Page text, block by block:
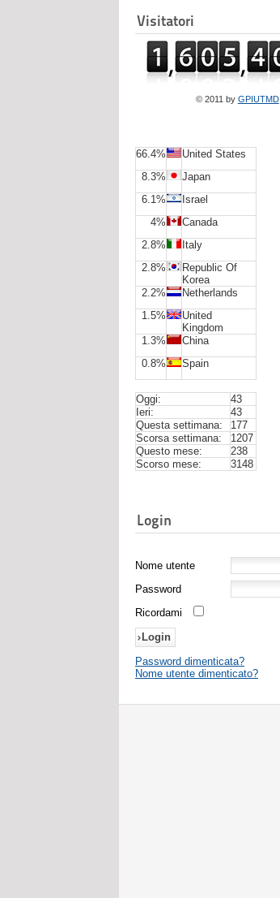
Visitatori
© 2011 by GPIUTMD
66.4%
United States
8.3%
Japan
6.1%
Israel
4%
Canada
2.8%
Italy
2.8%
Republic Of
Korea
2.2%
Netherlands
1.5%
United
Kingdom
1.3%
China
0.8%
Spain
Oggi:
43
Ieri:
43
Questa settimana:
177
Scorsa settimana:
1207
Questo mese:
238
Scorso mese:
3148
Login
Nome utente
Password
Ricordami
Password dimenticata?
Nome utente dimenticato?